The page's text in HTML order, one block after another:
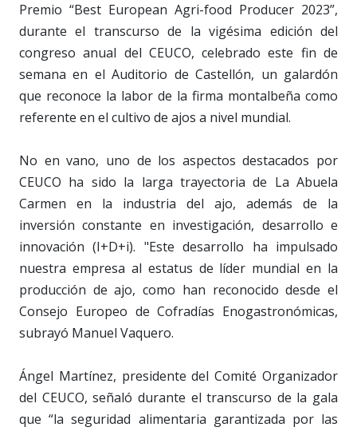
Premio “Best European Agri-food Producer 2023”,
durante el transcurso de la vigésima edición del
congreso anual del CEUCO, celebrado este fin de
semana en el Auditorio de Castellón, un galardón
que reconoce la labor de la firma montalbeña como
referente en el cultivo de ajos a nivel mundial.
No en vano, uno de los aspectos destacados por
CEUCO ha sido la larga trayectoria de La Abuela
Carmen en la industria del ajo, además de la
inversión constante en investigación, desarrollo e
innovación (I+D+i). "Este desarrollo ha impulsado
nuestra empresa al estatus de líder mundial en la
producción de ajo, como han reconocido desde el
Consejo Europeo de Cofradías Enogastronómicas,
subrayó Manuel Vaquero.
Ángel Martínez, presidente del Comité Organizador
del CEUCO, señaló durante el transcurso de la gala
que “la seguridad alimentaria garantizada por las